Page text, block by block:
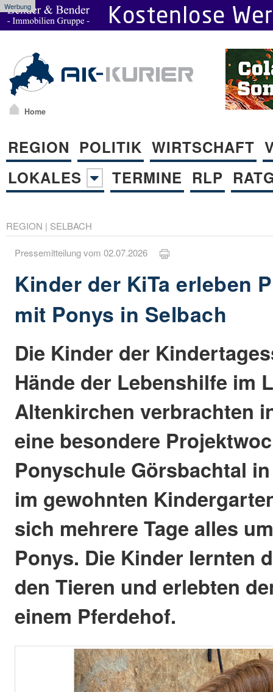
Werbung
Home
REGION POLITIK WIRTSCHAFT
LOKALES
TERMINE RLP
REGION | SELBACH
Pressemitteilung vom 02.07.2026
Kinder der KiTa erleben
mit Ponys in Selbach
Die Kinder der
Hände der Lebenshilfe im
Altenkirchen verbrachten
eine besondere
Ponyschule Görsbachtal
im gewohnten
sich mehrere Tage alles
Ponys. Die Kinder lernten
den Tieren und erlebten
einem Pferdehof.